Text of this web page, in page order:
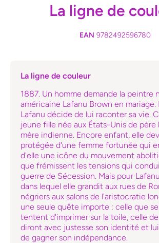
La ligne de
EAN 9782492596780
La ligne de couleur
1887. Un homme demande la peintre
américaine Lafanu Brown en mariage.
Lafanu décide de lui raconter sa vie.
jeune fille née aux États-Unis de
mère indienne. Encore enfant, elle
protégée d'une femme fortunée qui
d'elle une icône du mouvement
que frémissent les tensions qui
guerre de Sécession. Mais pour
dans lequel elle grandit aux rues de
négriers aux salons de l'aristocratie
une seule quête importe : celle que
tentent d'imprimer sur la toile, celle
diront avec justesse son identité et
de gagner son indépendance.